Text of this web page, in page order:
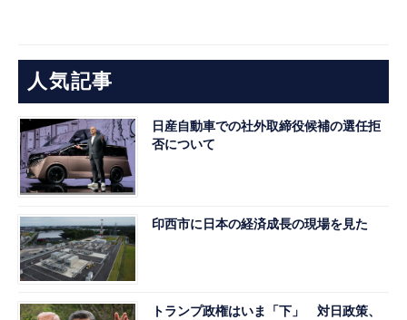
人気記事
日産自動車での社外取締役候補の選任拒
否について
印西市に日本の経済成長の現場を見た
トランプ政権はいま「下」 対日政策、